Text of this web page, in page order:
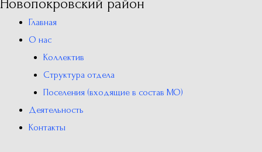
Новопокровский район
Главная
О нас
Коллектив
Структура отдела
Поселения (входящие в состав МО)
Деятельность
Контакты